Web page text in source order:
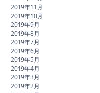
2019年11月
2019年10月
2019年9月
2019年8月
2019年7月
2019年6月
2019年5月
2019年4月
2019年3月
2019年2月